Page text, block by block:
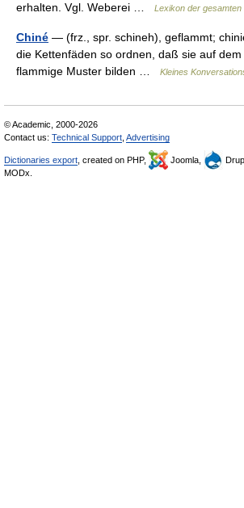
erhalten. Vgl. Weberei …
Lexikon der gesamten
Chiné — (frz., spr. schineh), geflammt;
die Kettenfäden so ordnen, daß sie auf
flammige Muster bilden …
Kleines
© Academic, 2000-2026
Contact us: Technical Support Advertising
Dictionaries export , created on PHP, Joomla,
MODx.